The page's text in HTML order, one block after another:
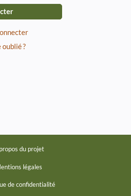
?
du projet
légales
de confidentialité